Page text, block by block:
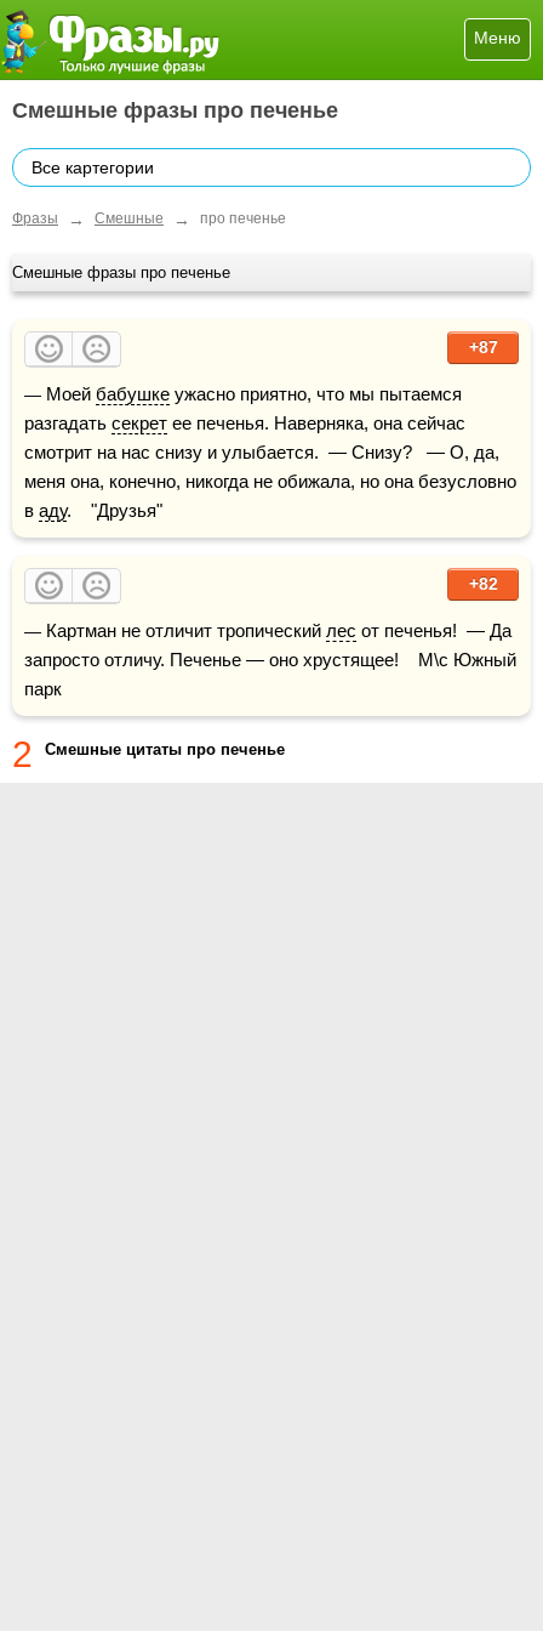
Меню
Смешные фразы про печенье
Все картегории
Фразы → Смешные → про печенье
Смешные фразы про печенье
+87
— Моей бабушке ужасно приятно, что мы пытаемся
разгадать секрет ее печенья. Наверняка, она сейчас
смотрит на нас снизу и улыбается.  — Снизу?   — О, да,
меня она, конечно, никогда не обижала, но она безусловно
в аду.    "Друзья"
+82
— Картман не отличит тропический лес от печенья!  — Да
запросто отличу. Печенье — оно хрустящее!    М\с Южный
парк
2 Смешные цитаты про печенье